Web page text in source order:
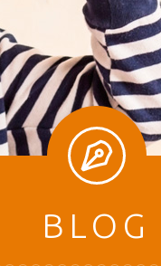
BLOG